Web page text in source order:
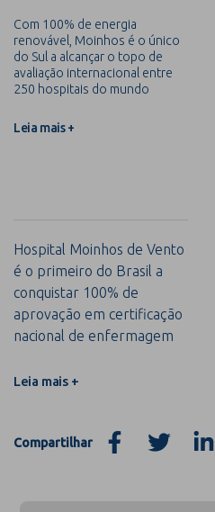
Com 100% de energia
renovável, Moinhos é o único
do Sul a alcançar o topo de
avaliação internacional entre
250 hospitais do mundo
Leia mais +
Hospital Moinhos de Vento
é o primeiro do Brasil a
conquistar 100% de
aprovação em certificação
nacional de enfermagem
Leia mais +
Compartilhar